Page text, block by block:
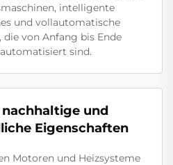
intelligente
und vollautomatische
von Anfang bis Ende
sind.
und
Eigenschaften
Motoren und Heizsysteme